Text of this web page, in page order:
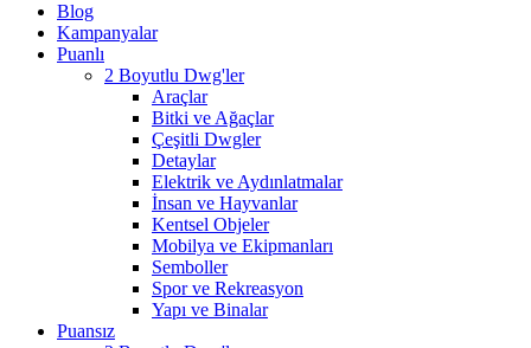
Blog
Kampanyalar
Puanlı
2 Boyutlu Dwg'ler
Araçlar
Bitki ve Ağaçlar
Çeşitli Dwgler
Detaylar
Elektrik ve Aydınlatmalar
İnsan ve Hayvanlar
Kentsel Objeler
Mobilya ve Ekipmanları
Semboller
Spor ve Rekreasyon
Yapı ve Binalar
Puansız